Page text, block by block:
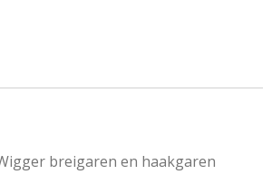
breigaren en haakgaren